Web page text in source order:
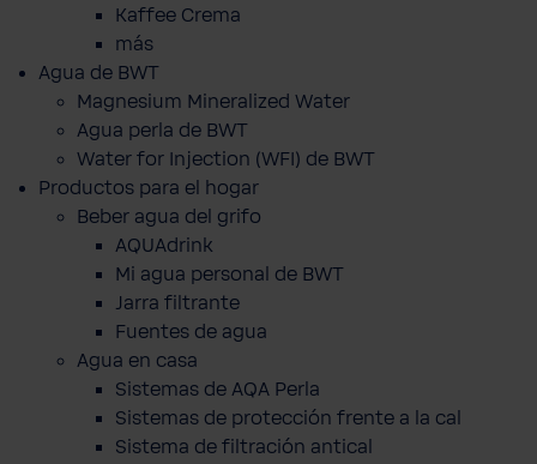
Kaffee Crema
más
Agua de BWT
Magnesium Mineralized Water
Agua perla de BWT
Water for Injection (WFI) de BWT
Productos para el hogar
Beber agua del grifo
AQUAdrink
Mi agua personal de BWT
Jarra filtrante
Fuentes de agua
Agua en casa
Sistemas de AQA Perla
Sistemas de protección frente a la cal
Sistema de filtración antical